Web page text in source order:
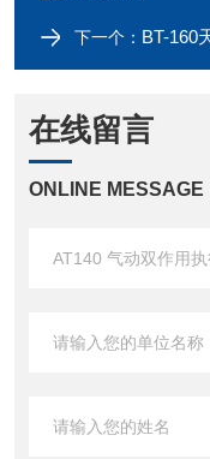
下一个： BT-160
在线留言
ONLINE MESSAGE